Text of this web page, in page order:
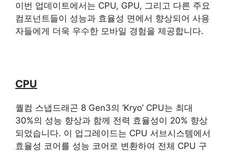
이번 업데이트에서는 CPU, GPU, 그리고 다른 주요
컴포넌트들이 성능과 효율성 면에서 향상되어 사용
자들에게 더욱 우수한 모바일 경험을 제공합니다.
CPU
​퀄컴 스냅드래곤 8 Gen3의 ‘Kryo’ CPU는 최대
30%의 성능 향상과 함께 전력 효율성이 20% 향상
되었습니다. 이 업그레이드는 CPU 서브시스템에서
효율성 코어를 성능 코어로 변환하여 전체 CPU 구